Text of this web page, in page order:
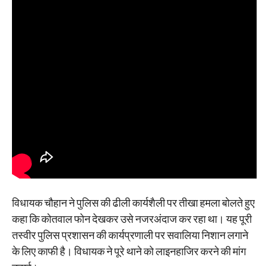
विधायक चौहान ने पुलिस की ढीली कार्यशैली पर तीखा हमला बोलते हुए
कहा कि कोतवाल फोन देखकर उसे नजरअंदाज कर रहा था। यह पूरी
तस्वीर पुलिस प्रशासन की कार्यप्रणाली पर सवालिया निशान लगाने
के लिए काफी है। विधायक ने पूरे थाने को लाइनहाजिर करने की मांग